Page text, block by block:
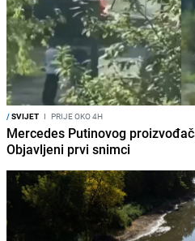
/SVIJET I PRIJE OKO 4H
Mercedes Putinovog
Objavljeni prvi snimci